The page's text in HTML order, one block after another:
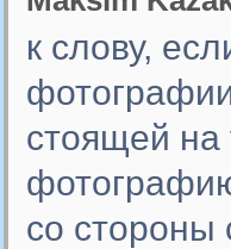
к слову,
стоящей на
со стороны